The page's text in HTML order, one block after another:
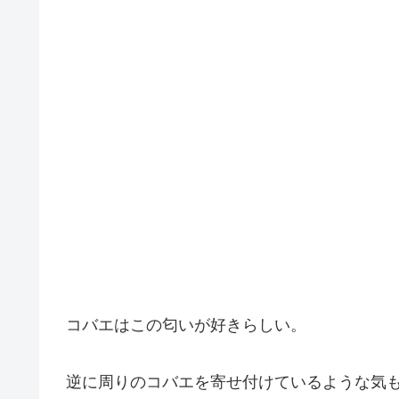
コバエはこの匂いが好きらしい。
逆に周りのコバエを寄せ付けているような気